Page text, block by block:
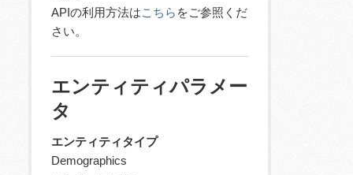
APIの利用方法はこちら をご参照くだ
さい。
エンティティパラメー
タ
エンティティタイプ
Demographics